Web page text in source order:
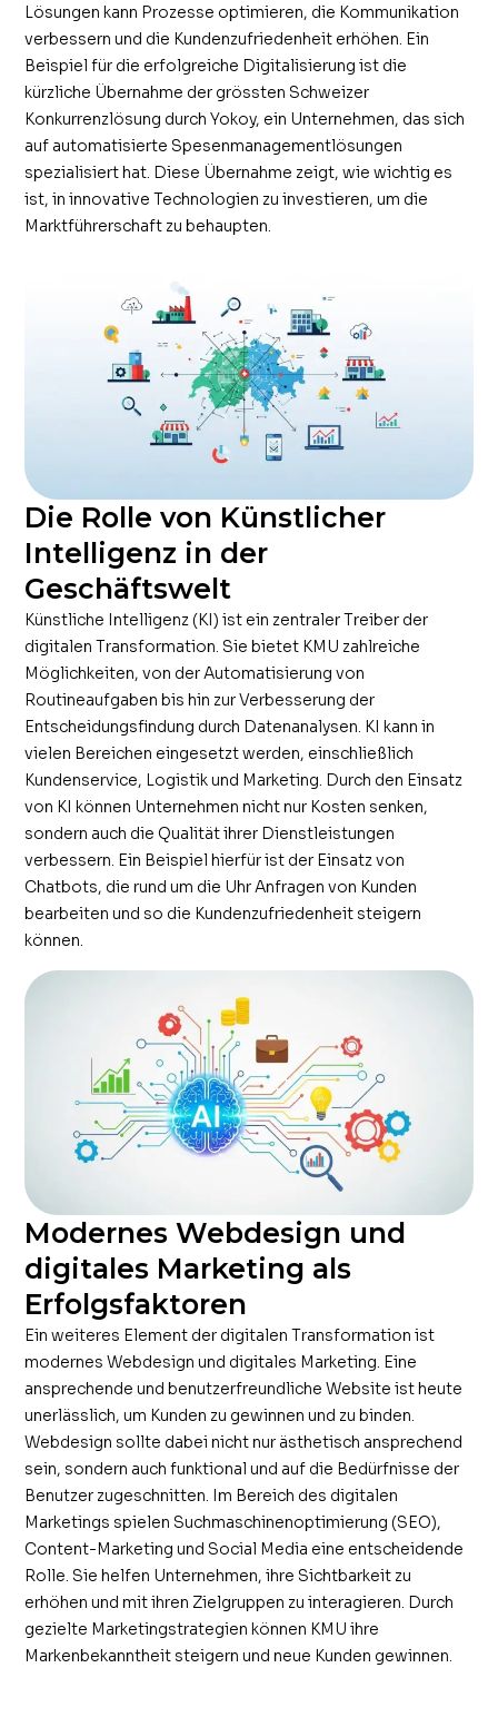
Lösungen kann Prozesse optimieren, die Kommunikation
verbessern und die Kundenzufriedenheit erhöhen. Ein
Beispiel für die erfolgreiche Digitalisierung ist die
kürzliche Übernahme der grössten Schweizer
Konkurrenzlösung durch Yokoy, ein Unternehmen, das sich
auf automatisierte Spesenmanagementlösungen
spezialisiert hat. Diese Übernahme zeigt, wie wichtig es
ist, in innovative Technologien zu investieren, um die
Marktführerschaft zu behaupten.
Die Rolle von Künstlicher
Intelligenz in der
Geschäftswelt
Künstliche Intelligenz (KI) ist ein zentraler Treiber der
digitalen Transformation. Sie bietet KMU zahlreiche
Möglichkeiten, von der Automatisierung von
Routineaufgaben bis hin zur Verbesserung der
Entscheidungsfindung durch Datenanalysen. KI kann in
vielen Bereichen eingesetzt werden, einschließlich
Kundenservice, Logistik und Marketing. Durch den Einsatz
von KI können Unternehmen nicht nur Kosten senken,
sondern auch die Qualität ihrer Dienstleistungen
verbessern. Ein Beispiel hierfür ist der Einsatz von
Chatbots, die rund um die Uhr Anfragen von Kunden
bearbeiten und so die Kundenzufriedenheit steigern
können.
Modernes Webdesign und
digitales Marketing als
Erfolgsfaktoren
Ein weiteres Element der digitalen Transformation ist
modernes Webdesign und digitales Marketing. Eine
ansprechende und benutzerfreundliche Website ist heute
unerlässlich, um Kunden zu gewinnen und zu binden.
Webdesign sollte dabei nicht nur ästhetisch ansprechend
sein, sondern auch funktional und auf die Bedürfnisse der
Benutzer zugeschnitten. Im Bereich des digitalen
Marketings spielen Suchmaschinenoptimierung (SEO),
Content-Marketing und Social Media eine entscheidende
Rolle. Sie helfen Unternehmen, ihre Sichtbarkeit zu
erhöhen und mit ihren Zielgruppen zu interagieren. Durch
gezielte Marketingstrategien können KMU ihre
Markenbekanntheit steigern und neue Kunden gewinnen.